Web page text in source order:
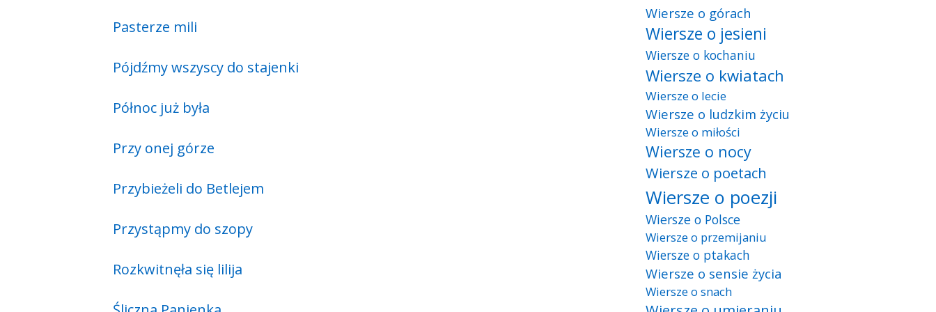
Pasterze mili
Pójdźmy wszyscy do stajenki
Północ już była
Przy onej górze
Przybieżeli do Betlejem
Przystąpmy do szopy
Rozkwitnęła się lilija
Wiersze o górach
Wiersze o jesieni
Wiersze o kochaniu
Wiersze o kwiatach
Wiersze o lecie
Wiersze o ludzkim życiu
Wiersze o miłości
Wiersze o nocy
Wiersze o poetach
Wiersze o poezji
Wiersze o Polsce
Wiersze o przemijaniu
Wiersze o ptakach
Wiersze o sensie życia
Wiersze o snach